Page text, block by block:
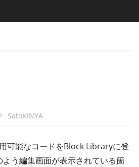
SatoKINYA
可能なコードをBlock Libraryに登
う編集画面が表示されている箇